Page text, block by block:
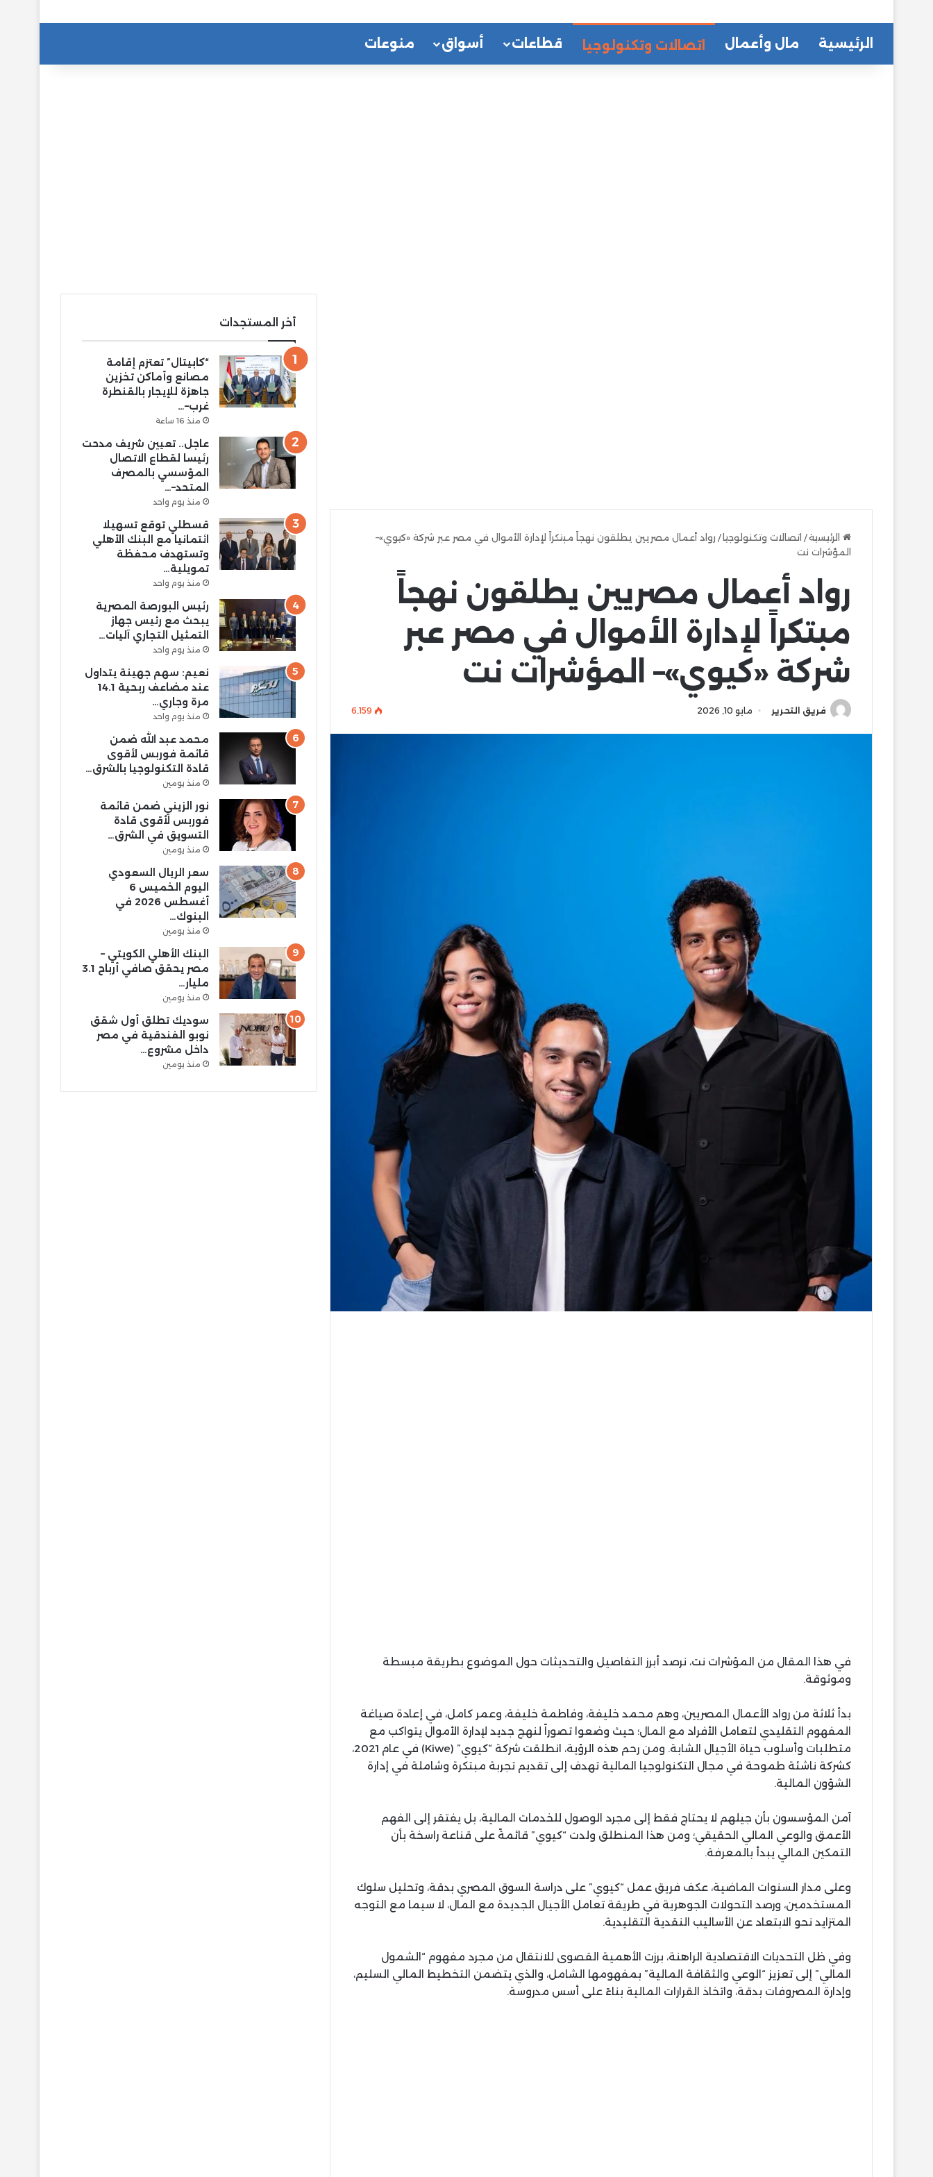
الرئيسية مال وأعمال اتصالات وتكنولوجيا قطاعات أسواق منوعات
الرئيسية/ اتصالات وتكنولوجيا / رواد أعمال مصريين يطلقون نهجاً مبتكراً لإدارة الأموال في مصر عبر شركة «كيوي»–
المؤشرات نت
رواد أعمال مصريين يطلقون نهجاً
مبتكراً لإدارة الأموال في مصر عبر
شركة «كيوي»– المؤشرات نت
فريق التحرير مايو 10, 2026 6٬159
في هذا المقال من المؤشرات نت، نرصد أبرز التفاصيل والتحديثات حول الموضوع بطريقة مبسطة
وموثوقة.
بدأ ثلاثة من رواد الأعمال المصريين، وهم محمد خليفة، وفاطمة خليفة، وعمر كامل، في إعادة صياغة
المفهوم التقليدي لتعامل الأفراد مع المال؛ حيث وضعوا تصوراً لنهج جديد لإدارة الأموال يتواكب مع
متطلبات وأسلوب حياة الأجيال الشابة. ومن رحم هذه الرؤية، انطلقت شركة “كيوي” (Kiwe) في عام 2021،
كشركة ناشئة طموحة في مجال التكنولوجيا المالية تهدف إلى تقديم تجربة مبتكرة وشاملة في إدارة
الشؤون المالية.
آمن المؤسسون بأن جيلهم لا يحتاج فقط إلى مجرد الوصول للخدمات المالية، بل يفتقر إلى الفهم
الأعمق والوعي المالي الحقيقي؛ ومن هذا المنطلق ولدت “كيوي” قائمةً على قناعة راسخة بأن
التمكين المالي يبدأ بالمعرفة.
وعلى مدار السنوات الماضية، عكف فريق عمل “كيوي” على دراسة السوق المصري بدقة، وتحليل سلوك
المستخدمين، ورصد التحولات الجوهرية في طريقة تعامل الأجيال الجديدة مع المال، لا سيما مع التوجه
المتزايد نحو الابتعاد عن الأساليب النقدية التقليدية.
وفي ظل التحديات الاقتصادية الراهنة، برزت الأهمية القصوى للانتقال من مجرد مفهوم “الشمول
المالي” إلى تعزيز “الوعي والثقافة المالية” بمفهومها الشامل، والذي يتضمن التخطيط المالي السليم،
وإدارة المصروفات بدقة، واتخاذ القرارات المالية بناءً على أسس مدروسة.
أخر المستجدات
“كابيتال” تعتزم إقامة
مصانع وأماكن تخزين
جاهزة للإيجار بالقنطرة
غرب–…
منذ 16 ساعة
عاجل.. تعيين شريف مدحت
رئيسا لقطاع الاتصال
المؤسسي بالمصرف
المتحد–…
منذ يوم واحد
قسطلي توقع تسهيلا
ائتمانيا مع البنك الأهلي
وتستهدف محفظة
تمويلية…
منذ يوم واحد
رئيس البورصة المصرية
يبحث مع رئيس جهاز
التمثيل التجاري آليات…
منذ يوم واحد
نعيم: سهم جهينة يتداول
عند مضاعف ربحية 14.1
مرة وجاري…
منذ يوم واحد
محمد عبد الله ضمن
قائمة فوربس لأقوى
قادة التكنولوجيا بالشرق…
منذ يومين
نور الزيني ضمن قائمة
فوربس لأقوى قادة
التسويق في الشرق…
منذ يومين
سعر الريال السعودي
اليوم الخميس 6
أغسطس 2026 في
البنوك…
منذ يومين
البنك الأهلي الكويتي –
مصر يحقق صافي أرباح 3.1
مليار…
منذ يومين
سوديك تطلق أول شقق
نوبو الفندقية في مصر
داخل مشروع…
منذ يومين